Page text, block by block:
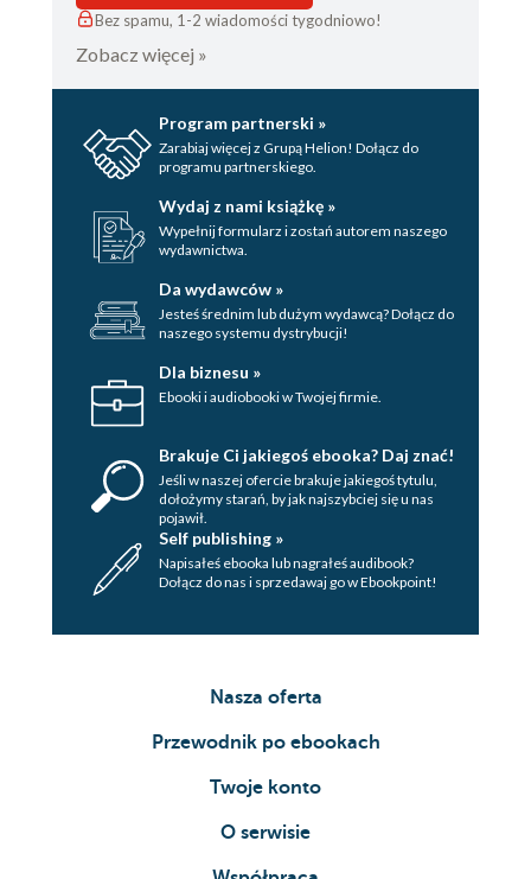
Bez spamu, 1-2 wiadomości tygodniowo!
Zobacz więcej »
Program partnerski »
Zarabiaj więcej z Grupą Helion! Dołącz do
programu partnerskiego.
Wydaj z nami książkę »
Wypełnij formularz i zostań autorem naszego
wydawnictwa.
Da wydawców »
Jesteś średnim lub dużym wydawcą? Dołącz do
naszego systemu dystrybucji!
Dla biznesu »
Ebooki i audiobooki w Twojej firmie.
Brakuje Ci jakiegoś ebooka? Daj znać!
Jeśli w naszej ofercie brakuje jakiegoś tytulu,
dołożymy starań, by jak najszybciej się u nas
pojawił.
Self publishing »
Napisałeś ebooka lub nagrałeś audibook?
Dołącz do nas i sprzedawaj go w Ebookpoint!
Nasza oferta
Przewodnik po ebookach
Twoje konto
O serwisie